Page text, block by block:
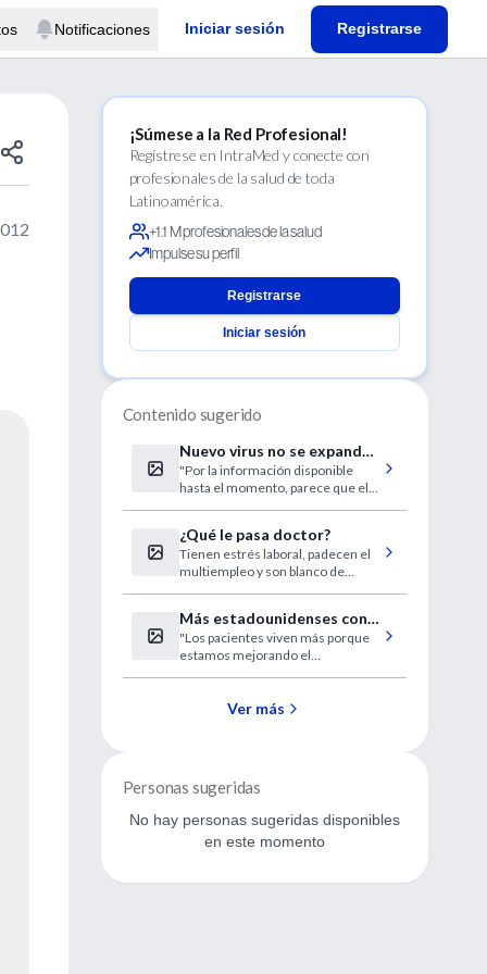
Notificaciones Iniciar sesión Registrarse
¡Súmese a la Red Profesional!
Regístrese en IntraMed y conecte con
profesionales de la salud de toda
Latinoamérica.
+1.1 M profesionales de la salud
Impulse su perfil
Registrarse
Iniciar sesión
Contenido sugerido
Nuevo virus no se expande
fácilmente entre las
personas
"Por la información disponible
hasta el momento, parece que el
persona a persona".
¿Qué le pasa doctor?
Tienen estrés laboral, padecen el
multiempleo y son blanco de
automedican y no se hacen
chequeos. Esto, sin hablar de
sobrepeso, sedentarismo e
hipercolesterolemia. Radiografía
frente y perfil.
Más estadounidenses con
marcapasos
"Los pacientes viven más porque
estamos mejorando el
Ver más
Personas sugeridas
No hay personas sugeridas disponibles
en este momento